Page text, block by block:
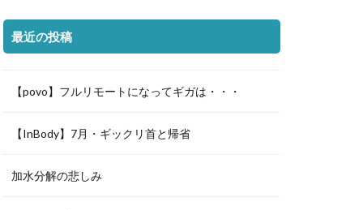
最近の投稿
【povo】フルリモートになってギガは・・・
【InBody】7月・ギックリ首と帰省
加水分解の悲しみ